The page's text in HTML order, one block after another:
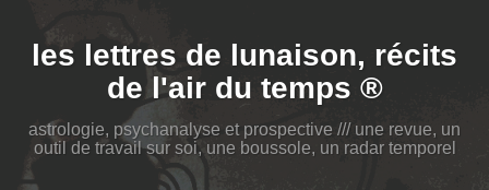
contenu
principal
Rechercheles lettres de lunaison, récits
de l'air du temps ®
astrologie, psychanalyse et prospective /// une revue, un
outil de travail sur soi, une boussole, un radar temporel